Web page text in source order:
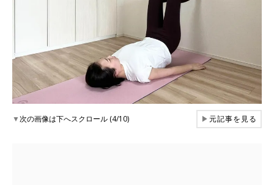
▼次の画像は下へスクロール (4/10) ▶元記事を見る